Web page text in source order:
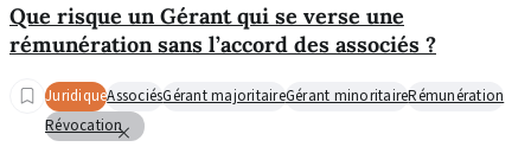
Que risque un Gérant qui se verse une
rémunération sans l’accord des associés ?
JuridiqueAssociésGérant majoritaireGérant minoritaireRémunération
Révocation